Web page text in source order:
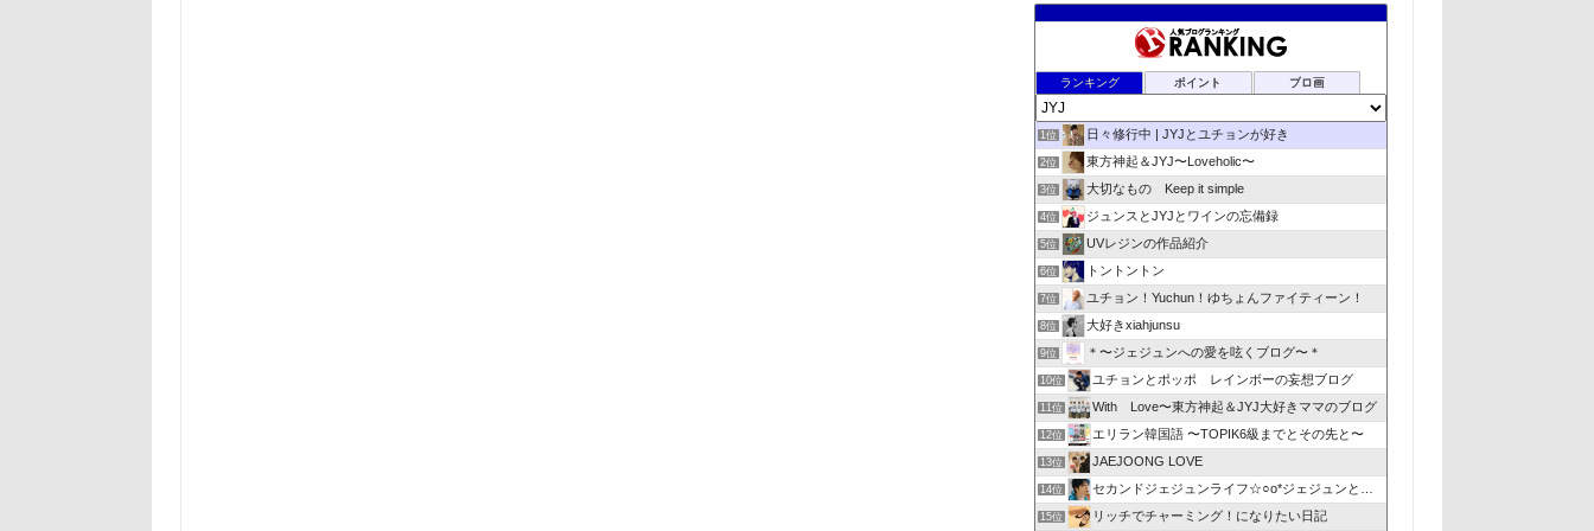
ランキング ポイント ブロ画
1位 日々修行中 | JYJとユチョンが好き
2位 東方神起＆JYJ〜Loveholic〜
3位 大切なもの Keep it simple
4位 ジュンスとJYJとワインの忘備録
5位 UVレジンの作品紹介
6位 トントントン
7位 ユチョン！Yuchun！ゆちょんファイティーン！
8位 大好きxiahjunsu
9位 ＊〜ジェジュンへの愛を呟くブログ〜＊
10位 ユチョンとポッポ レインボーの妄想ブログ
11位 With Love〜東方神起＆JYJ大好きママのブログ
12位 エリラン韓国語 〜TOPIK6級までとその先と〜
13位 JAEJOONG LOVE
14位 セカンドジェジュンライフ☆○o*ジェジュンと私 * o○☆
15位 リッチでチャーミング！になりたい日記